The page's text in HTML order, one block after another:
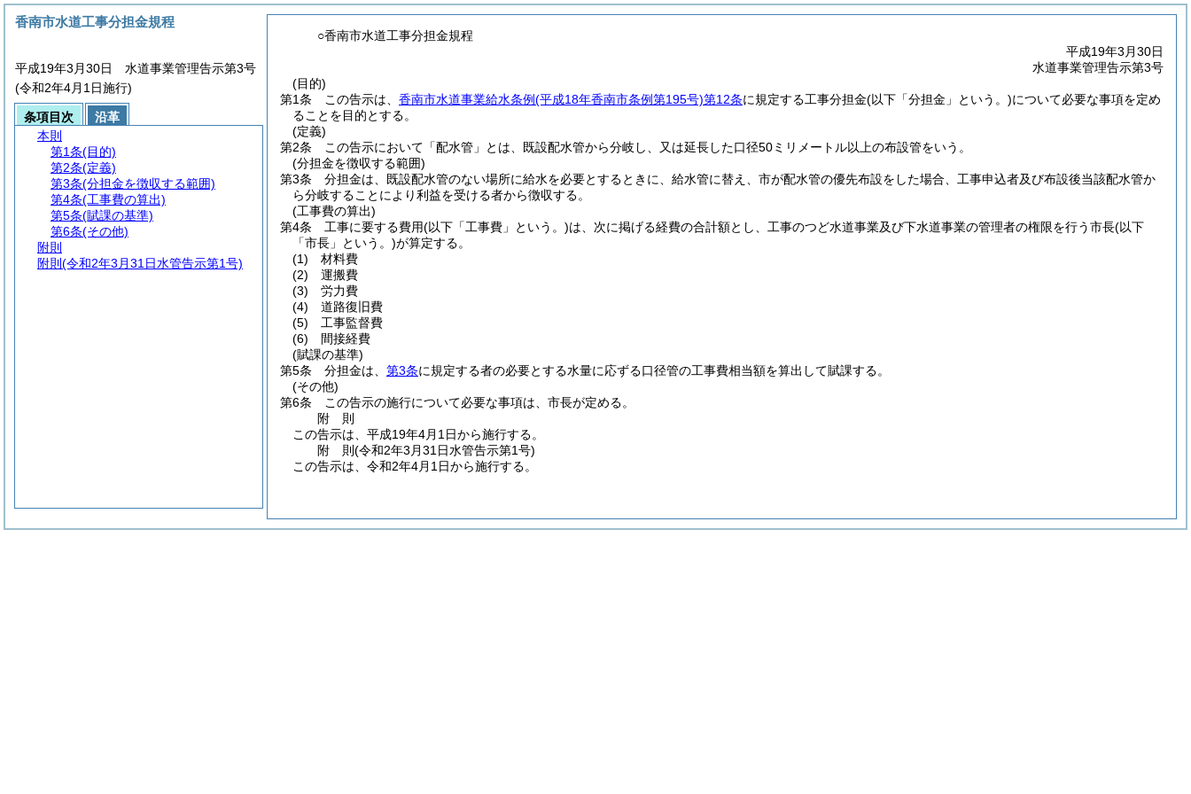
○香南市水道工事分担金規程
平成19年3月30日
水道事業管理告示第3号
(目的)
第1条
この告示は、 香南市水道事業給水条例(平成18年香南市条例第195号)第12条に規定する工事分担金(以下「分担金」という。)について必要な事項を定め
ることを目的とする。
(定義)
第2条
この告示において「配水管」とは、既設配水管から分岐し、又は延長した口径50ミリメートル以上の布設管をいう。
(分担金を徴収する範囲)
第3条
分担金は、既設配水管のない場所に給水を必要とするときに、給水管に替え、市が配水管の優先布設をした場合、工事申込者及び布設後当該配水管か
ら分岐することにより利益を受ける者から徴収する。
(工事費の算出)
第4条
工事に要する費用(以下「工事費」という。)は、次に掲げる経費の合計額とし、工事のつど水道事業及び下水道事業の管理者の権限を行う市長(以下
「市長」という。)が算定する。
(1)
材料費
(2)
運搬費
(3)
労力費
(4)
道路復旧費
(5)
工事監督費
(6)
間接経費
(賦課の基準)
第5条
分担金は、 第3条に規定する者の必要とする水量に応ずる口径管の工事費相当額を算出して賦課する。
(その他)
第6条
この告示の施行について必要な事項は、市長が定める。
附 則
この告示は、平成19年4月1日から施行する。
附 則(令和2年3月31日水管告示第1号)
この告示は、令和2年4月1日から施行する。
香南市水道工事分担金規程
平成19年3月30日 水道事業管理告示第3号
(令和2年4月1日施行)
条項目次
沿革
本則
第1条(目的)
第2条(定義)
第3条(分担金を徴収する範囲)
第4条(工事費の算出)
第5条(賦課の基準)
第6条(その他)
附則
附則 (令和2年3月31日水管告示第1号)